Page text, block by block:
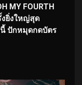
MY FOURTH
งยิ่งใหญ่สุด
ปักหมุดกดบัตร